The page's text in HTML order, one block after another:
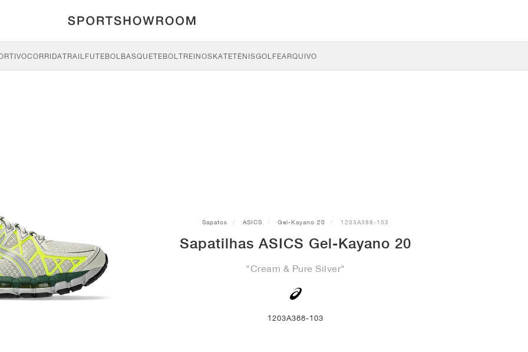
CORRIDATRAILFUTEBOLBASQUETEBOLTREINOSKATETÉNISGOLFEARQUIVO
Sapatos ASICS Gel-Kayano 20 1203A388-103
Sapatilhas ASICS Gel-Kayano 20
"Cream & Pure Silver"
1203A388-103